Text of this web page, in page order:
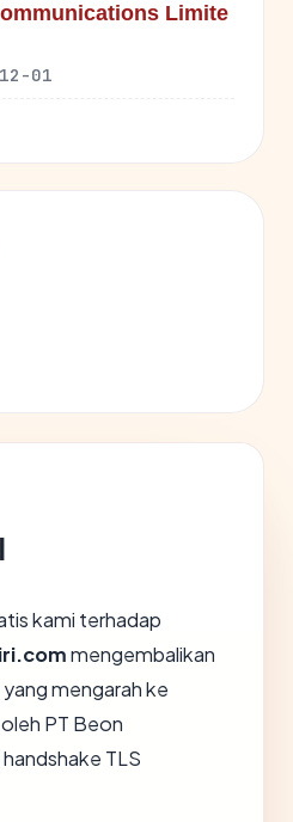
Limite
01
kami terhadap
mengembalikan
mengarah ke
PT Beon
TLS